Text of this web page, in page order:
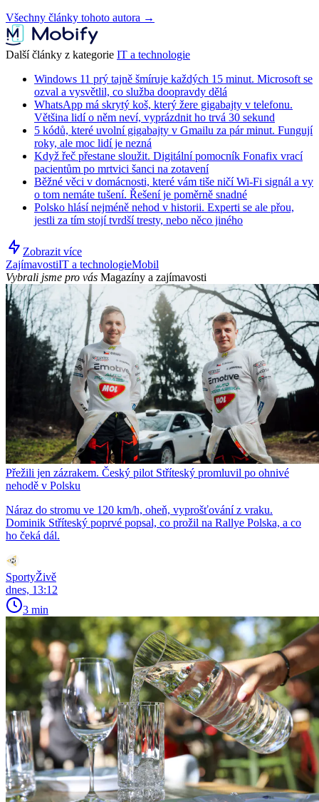
Všechny články tohoto autora →
Další články z kategorie IT a technologie
Windows 11 prý tajně šmíruje každých 15 minut. Microsoft se
ozval a vysvětlil, co služba doopravdy dělá
WhatsApp má skrytý koš, který žere gigabajty v telefonu.
Většina lidí o něm neví, vyprázdnit ho trvá 30 sekund
5 kódů, které uvolní gigabajty v Gmailu za pár minut. Fungují
roky, ale moc lidí je nezná
Když řeč přestane sloužit. Digitální pomocník Fonafix vrací
pacientům po mrtvici šanci na zotavení
Běžné věci v domácnosti, které vám tiše ničí Wi-Fi signál a vy
o tom nemáte tušení. Řešení je poměrně snadné
Polsko hlásí nejméně nehod v historii. Experti se ale přou,
jestli za tím stojí tvrdší tresty, nebo něco jiného
Zobrazit více
ZajímavostiIT a technologieMobil
Vybrali jsme pro vás Magazíny a zajímavosti
Přežili jen zázrakem. Český pilot Stříteský promluvil po ohnivé
nehodě v Polsku
Náraz do stromu ve 120 km/h, oheň, vyprošťování z vraku.
Dominik Stříteský poprvé popsal, co prožil na Rallye Polska, a co
ho čeká dál.
SportyŽivě
dnes, 13:12
3 min